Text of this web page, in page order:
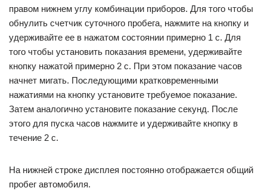
правом нижнем углу комбинации приборов. Для того чтобы
обнулить счетчик суточного пробега, нажмите на кнопку и
удерживайте ее в нажатом состоянии примерно 1 с. Для
того чтобы установить показания времени, удерживайте
кнопку нажатой примерно 2 с. При этом показание часов
начнет мигать. Последующими кратковременными
нажатиями на кнопку установите требуемое показание.
Затем аналогично установите показание секунд. После
этого для пуска часов нажмите и удерживайте кнопку в
течение 2 с.
На нижней строке дисплея постоянно отображается общий
пробег автомобиля.